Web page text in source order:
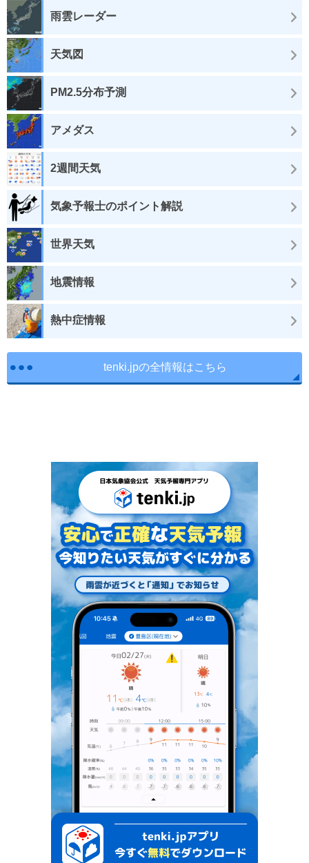
雨雲レーダー
天気図
PM2.5分布予測
アメダス
2週間天気
気象予報士のポイント解説
世界天気
地震情報
熱中症情報
tenki.jpの全情報はこちら